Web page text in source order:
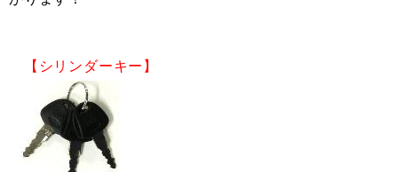
【シリンダーキー】